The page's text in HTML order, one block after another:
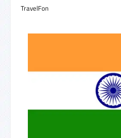
TravelFon